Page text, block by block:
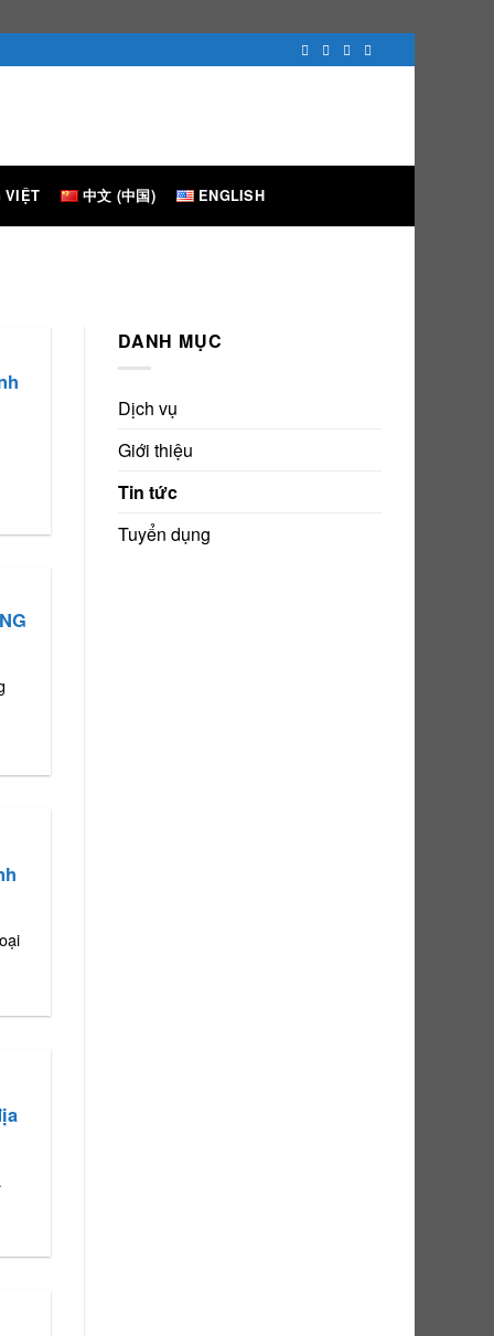
VIỆT 中文 (中国) ENGLISH
DANH MỤC
Dịch vụ
Giới thiệu
Tin tức
Tuyển dụng